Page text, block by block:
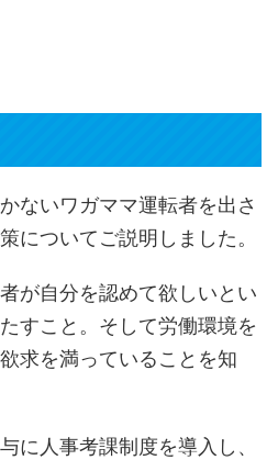
ないワガママ運転者を出さ
についてご説明しました。
が自分を認めて欲しいとい
すこと。そして労働環境を
求を満っていることを知
に人事考課制度を導入し、